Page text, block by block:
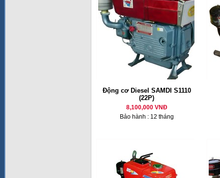
Động cơ Diesel SAMDI S1110
(22P)
8,100,000 VNĐ
Bảo hành : 12 tháng